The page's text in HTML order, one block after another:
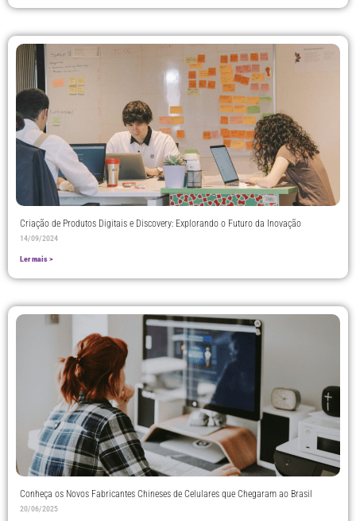
Criação de Produtos Digitais e Discovery: Explorando o Futuro da Inovação
14/09/2024
Ler mais >
Conheça os Novos Fabricantes Chineses de Celulares que Chegaram ao Brasil
20/06/2025